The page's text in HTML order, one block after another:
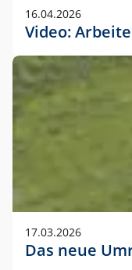
16.04.2026
Video:
17.03.2026
Das neue